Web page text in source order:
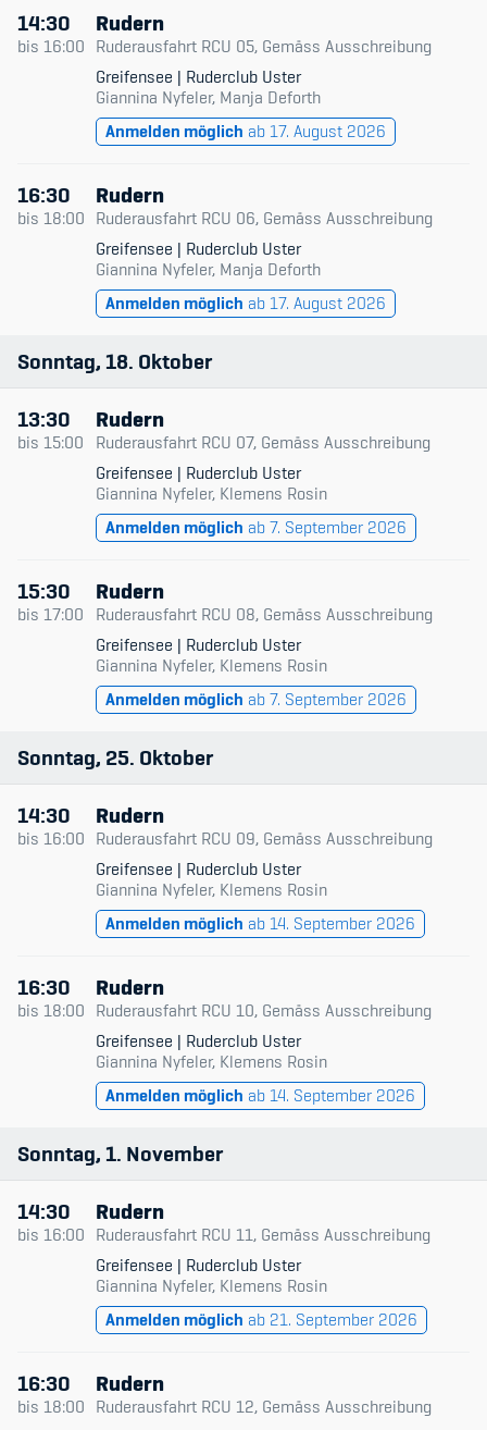
14:30
bis 16:00
Rudern
Ruderausfahrt RCU 05, Gemäss Ausschreibung
Greifensee | Ruderclub Uster
Giannina Nyfeler, Manja Deforth
Anmelden möglich ab 17. August 2026
16:30
bis 18:00
Rudern
Ruderausfahrt RCU 06, Gemäss Ausschreibung
Greifensee | Ruderclub Uster
Giannina Nyfeler, Manja Deforth
Anmelden möglich ab 17. August 2026
Sonntag 18 Oktober
13:30
bis 15:00
Rudern
Ruderausfahrt RCU 07, Gemäss Ausschreibung
Greifensee | Ruderclub Uster
Giannina Nyfeler, Klemens Rosin
Anmelden möglich ab 7. September 2026
15:30
bis 17:00
Rudern
Ruderausfahrt RCU 08, Gemäss Ausschreibung
Greifensee | Ruderclub Uster
Giannina Nyfeler, Klemens Rosin
Anmelden möglich ab 7. September 2026
Sonntag 25 Oktober
14:30
bis 16:00
Rudern
Ruderausfahrt RCU 09, Gemäss Ausschreibung
Greifensee | Ruderclub Uster
Giannina Nyfeler, Klemens Rosin
Anmelden möglich ab 14. September 2026
16:30
bis 18:00
Rudern
Ruderausfahrt RCU 10, Gemäss Ausschreibung
Greifensee | Ruderclub Uster
Giannina Nyfeler, Klemens Rosin
Anmelden möglich ab 14. September 2026
Sonntag 1 November
14:30
bis 16:00
Rudern
Ruderausfahrt RCU 11, Gemäss Ausschreibung
Greifensee | Ruderclub Uster
Giannina Nyfeler, Klemens Rosin
Anmelden möglich ab 21. September 2026
16:30
bis 18:00
Rudern
Ruderausfahrt RCU 12, Gemäss Ausschreibung